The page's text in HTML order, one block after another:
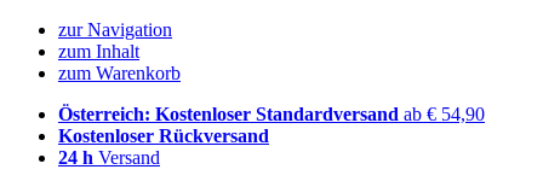
zur Navigation
zum Inhalt
zum Warenkorb
Österreich: Kostenloser Standardversand ab € 54,90
Kostenloser Rückversand
24 h Versand